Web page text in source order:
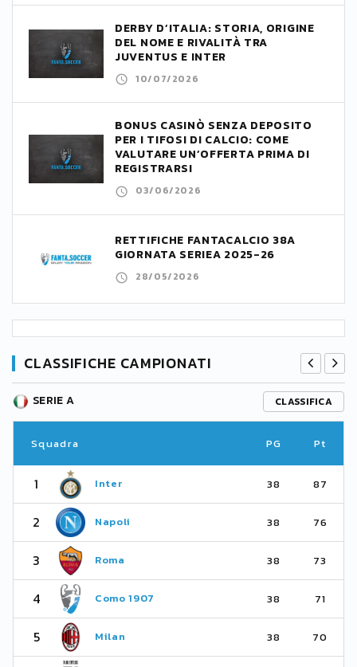
DERBY D’ITALIA: STORIA, ORIGINE
DEL NOME E RIVALITÀ TRA
JUVENTUS E INTER
10/07/2026
BONUS CASINÒ SENZA DEPOSITO
PER I TIFOSI DI CALCIO: COME
VALUTARE UN’OFFERTA PRIMA DI
REGISTRARSI
03/06/2026
RETTIFICHE FANTACALCIO 38A
GIORNATA SERIEA 2025-26
28/05/2026
CLASSIFICHE CAMPIONATI
SERIE A CLASSIFICA
Squadra PG Pt
1 Inter 38 87
2 Napoli 38 76
3 Roma 38 73
4 Como 1907 38 71
5 Milan 38 70